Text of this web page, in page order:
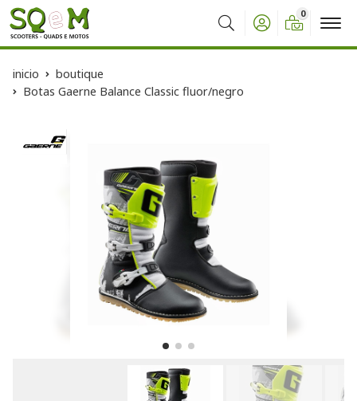
Buscar
0
inicio
boutique
Botas Gaerne Balance Classic fluor/negro